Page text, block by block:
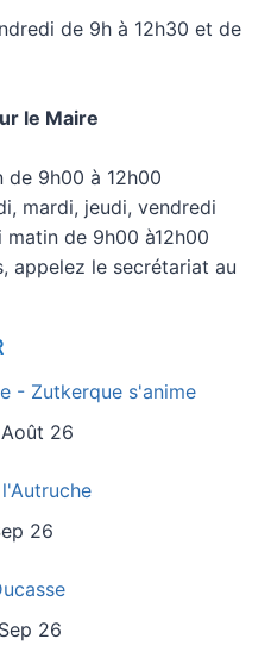
de 9h à 12h30 et de
le Maire
de 9h00 à 12h00
mardi, jeudi, vendredi
de 9h00 à12h00
appelez le secrétariat au
- Zutkerque s'anime
26
26
26